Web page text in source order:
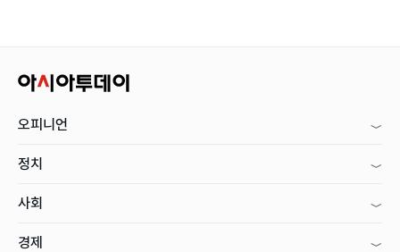
오피니언
정치
사회
경제